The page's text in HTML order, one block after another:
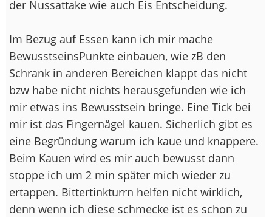
der Nussattake wie auch Eis Entscheidung.
Im Bezug auf Essen kann ich mir mache
BewusstseinsPunkte einbauen, wie zB den
Schrank in anderen Bereichen klappt das nicht
bzw habe nicht nichts herausgefunden wie ich
mir etwas ins Bewusstsein bringe. Eine Tick bei
mir ist das Fingernägel kauen. Sicherlich gibt es
eine Begründung warum ich kaue und knappere.
Beim Kauen wird es mir auch bewusst dann
stoppe ich um 2 min später mich wieder zu
ertappen. Bittertinkturrn helfen nicht wirklich,
denn wenn ich diese schmecke ist es schon zu